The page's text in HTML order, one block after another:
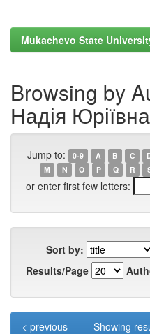
Mukachevo State
Browsing by
Надія Юріївна
Jump to: 0-9 A B C
M
N O P Q R
or enter first few letters:
Sort by:
Results/Page
Showing
< previous